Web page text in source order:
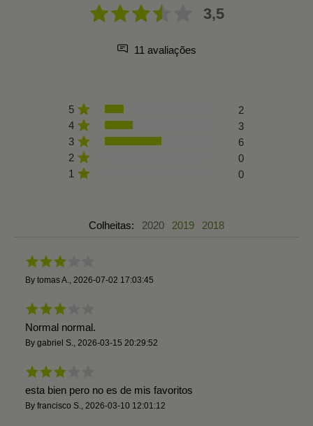
3,5
11 avaliações
5
2
4
3
3
6
2
0
1
0
Colheitas: 2020 2019 2018
By tomas A. 2026-07-02 17:03:45
Normal normal.
By gabriel S. 2026-03-15 20:29:52
esta bien pero no es de mis favoritos
By francisco S. 2026-03-10 12:01:12